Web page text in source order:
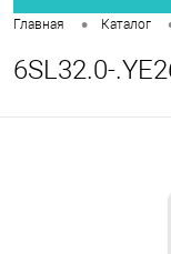
Главная • Каталог
6SL32.0-